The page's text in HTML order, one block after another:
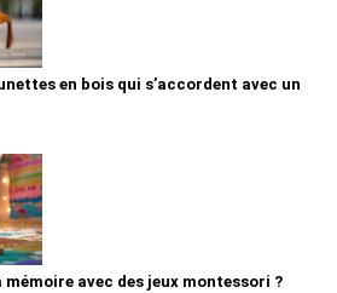
en bois qui s’accordent avec un
avec des jeux montessori ?